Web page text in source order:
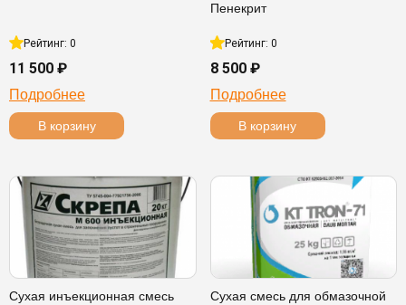
Рейтинг: 0
11 500 ₽
Подробнее
В корзину
Пенекрит
Рейтинг: 0
8 500 ₽
Подробнее
В корзину
Сухая инъекционная смесь
Сухая смесь для обмазочной